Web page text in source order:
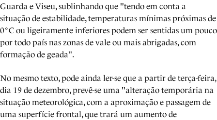
Guarda e Viseu, sublinhando que "tendo em conta a
situação de estabilidade, temperaturas mínimas próximas de
0°C ou ligeiramente inferiores podem ser sentidas um pouco
por todo país nas zonas de vale ou mais abrigadas, com
formação de geada".
No mesmo texto, pode ainda ler-se que a partir de terça-feira,
dia 19 de dezembro, prevê-se uma "alteração temporária na
situação meteorológica, com a aproximação e passagem de
uma superfície frontal, que trará um aumento de